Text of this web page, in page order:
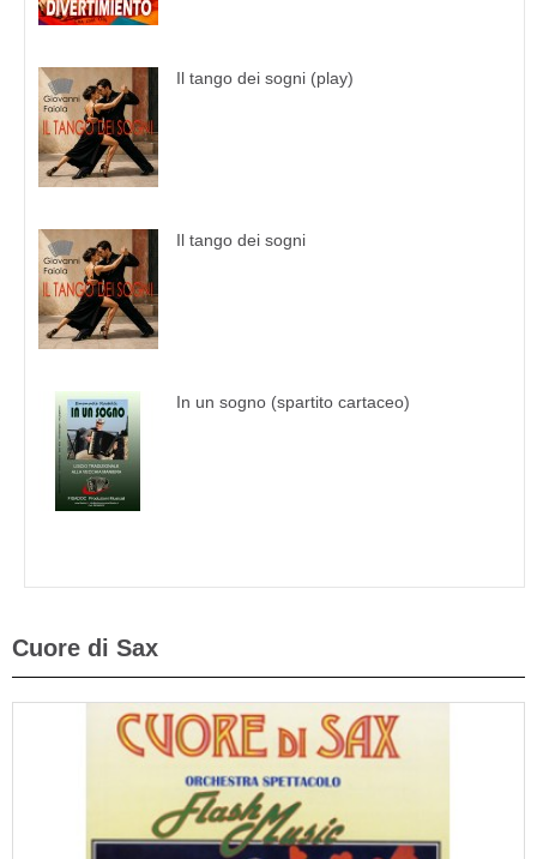
Il tango dei sogni (play)
Il tango dei sogni
In un sogno (spartito cartaceo)
Cuore di Sax